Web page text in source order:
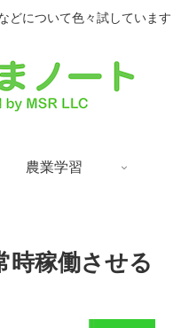
どについて色々試しています
農業学習
時稼働させる